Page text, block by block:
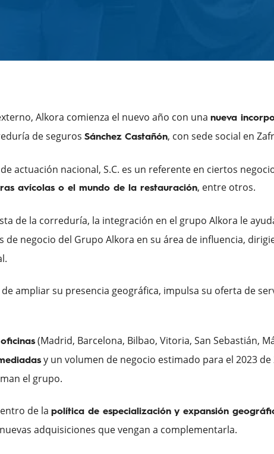
Alkora comienza el nuevo año con unanueva
de segurosSánchez Castañón, con sede social en
actuación nacional, S.C. es un referente en ciertos
avícolas o el mundo de la restauración, entre otros.
de la correduría, la integración en el grupo Alkora le
de negocio del Grupo Alkora en su área de influencia,
ampliar su presencia geográfica, impulsa su oferta de
(Madrid, Barcelona, Bilbao, Vitoria, San Sebastián,
y un volumen de negocio estimado para el 2023
el grupo.
de lapolítica de especialización y expansión
adquisiciones que vengan a complementarla.